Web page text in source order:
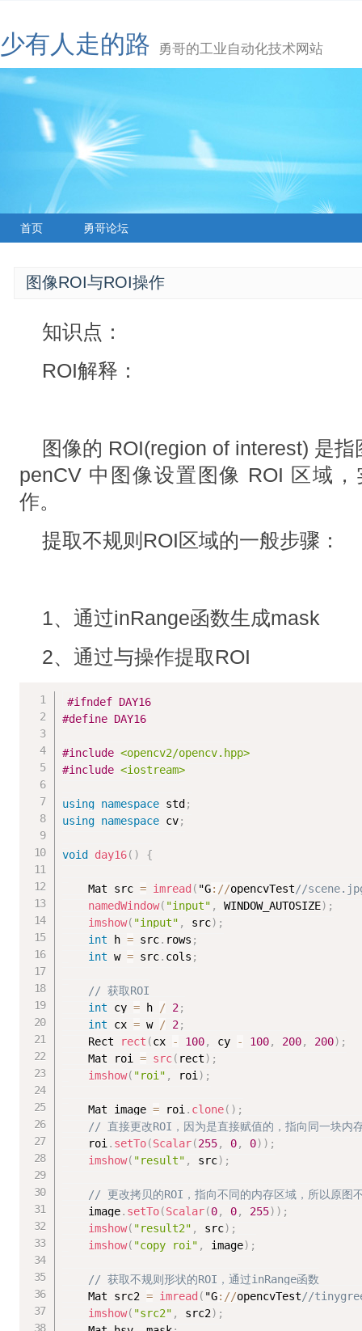
少有人走的路 勇哥的工业自动化技术网站
首页 勇哥论坛
图像ROI与ROI操作
知识点：
ROI解释：
图像的 ROI(region of interest) 是
penCV 中图像设置图像 ROI 区域
作。
提取不规则ROI区域的一般步骤：
1、通过inRange函数生成mask
2、通过与操作提取ROI
#ifndef DAY16
#define DAY16
#include <opencv2/opencv.hpp>
#include <iostream>
using namespace std ;
using namespace cv;
void day16( ) {
	Mat src
= imread ( "G: //opencvTest//
namedWindow( "input" , WINDOW_AUTOSIZE) ;
imshow( "input" , src) ;
int h = src. rows ;
int w = src. cols ;
// 获取ROI
int cy = h / 2;
int cx = w / 2;
	Rect
rect (cx - 100, cy - 100, 200, 200) ;
	Mat roi
= src( rect) ;
imshow( "roi" , roi) ;
	Mat image
= roi. clone( ) ;
// 直接更改ROI，因为是直接赋值的，指向同一块内
	roi
. setTo(Scalar(255, 0, 0) ) ;
imshow( "result" , src) ;
// 更改拷贝的ROI，指向不同的内存区域，所以原图
	image
. setTo(Scalar(0, 0, 255) ) ;
imshow( "result2" , src) ;
imshow( "copy roi" , image) ;
// 获取不规则形状的ROI，通过inRange函数
	Mat src2
= imread ( "G: //opencvTest//
imshow( "src2" , src2) ;